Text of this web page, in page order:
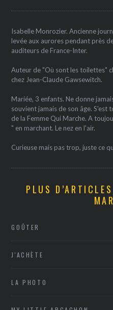
Isabelle Monrozier. Ancienne
levée aux aurores pendant près
auditeurs de France-Inter.
Auteur de "Où sont les toilettes"
chez Jean-Claude Gawsewitch.
Mariée, 3 enfants. Ne donne
souvient jamais de son âge. S'est
de la Femme Qui Marche. A
" en marchant. Le nez en l'air.
Curieuse mais pas trop, juste ce
PLUS
GOÛTER
J'ACHÈTE
LA PHOTO